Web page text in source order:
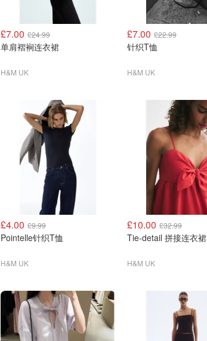
£7.00 £24.99
单肩褶裥连衣裙
H&M UK
£7.00 £22.99
针织T恤
H&M UK
£4.00 £9.99
Pointelle针织T恤
H&M UK
£10.00 £32.99
Tie-detail 拼接连衣裙
H&M UK